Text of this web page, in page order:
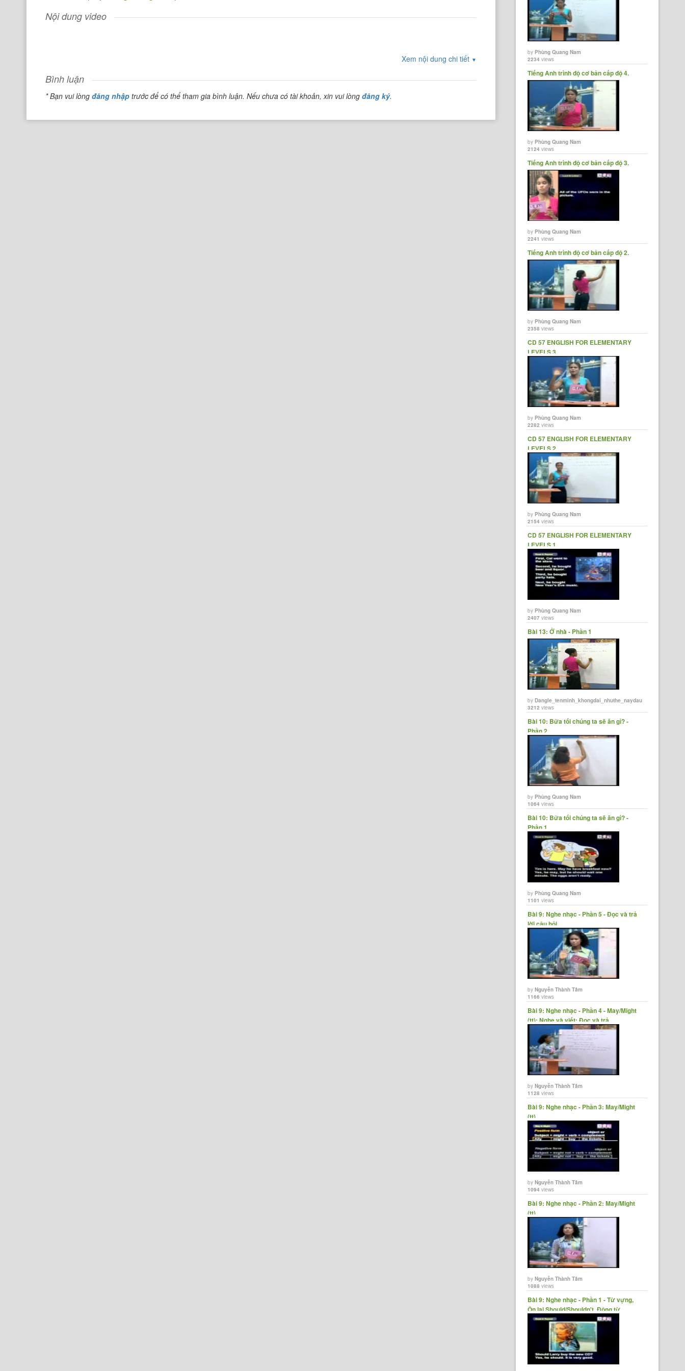
Nội dung video
Xem nội dung chi tiết ▼
Bình luận
* Bạn vui lòngđăng nhập trước để có thể tham gia bình luận. Nếu chưa có tài khoản, xin vui lòngđăng ký.
byPhùng Quang Nam
2234 views
Tiếng Anh trình độ cơ bản cấp độ 4.
byPhùng Quang Nam
2124 views
Tiếng Anh trình độ cơ bản cấp độ 3.
byPhùng Quang Nam
2241 views
Tiếng Anh trình độ cơ bản cấp độ 2.
byPhùng Quang Nam
2358 views
CD 57 ENGLISH FOR ELEMENTARY
LEVELS 3
byPhùng Quang Nam
2282 views
CD 57 ENGLISH FOR ELEMENTARY
LEVELS 2
byPhùng Quang Nam
2154 views
CD 57 ENGLISH FOR ELEMENTARY
LEVELS 1
byPhùng Quang Nam
2407 views
Bài 13: Ở nhà - Phần 1
byDangle_tenminh_khongdai_nhuthe_naydau
3212 views
Bài 10: Bữa tối chúng ta sẽ ăn gì? -
Phần 2
byPhùng Quang Nam
1064 views
Bài 10: Bữa tối chúng ta sẽ ăn gì? -
Phần 1
byPhùng Quang Nam
1101 views
Bài 9: Nghe nhạc - Phần 5 - Đọc và trả
lời câu hỏi
byNguyễn Thành Tâm
1166 views
Bài 9: Nghe nhạc - Phần 4 - May/Might
(tt); Nghe và viết; Đọc và trả......
byNguyễn Thành Tâm
1128 views
Bài 9: Nghe nhạc - Phần 3: May/Might
(tt)
byNguyễn Thành Tâm
1094 views
Bài 9: Nghe nhạc - Phần 2: May/Might
(tt)
byNguyễn Thành Tâm
1088 views
Bài 9: Nghe nhạc - Phần 1 - Từ vựng,
Ôn lại Should/Shouldn't, Động từ
khiếm......